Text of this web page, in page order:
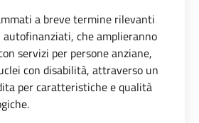
a breve termine rilevanti
che amplieranno
servizi per persone anziane,
con disabilità, attraverso un
per caratteristiche e qualità